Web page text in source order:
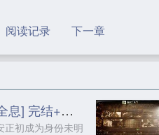
阅读记录 下一章
垃圾游戏害我[全息] 完结+番外
正初成为身份未明